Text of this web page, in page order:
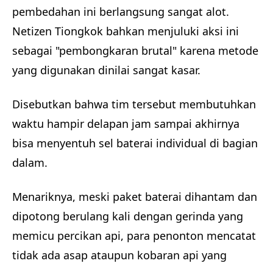
pembedahan ini berlangsung sangat alot.
Netizen Tiongkok bahkan menjuluki aksi ini
sebagai "pembongkaran brutal" karena metode
yang digunakan dinilai sangat kasar.
Disebutkan bahwa tim tersebut membutuhkan
waktu hampir delapan jam sampai akhirnya
bisa menyentuh sel baterai individual di bagian
dalam.
Menariknya, meski paket baterai dihantam dan
dipotong berulang kali dengan gerinda yang
memicu percikan api, para penonton mencatat
tidak ada asap ataupun kobaran api yang